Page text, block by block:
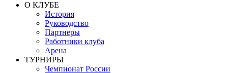
О КЛУБЕ
История
Руководство
Партнеры
Работники клуба
Арена
ТУРНИРЫ
Чемпионат России